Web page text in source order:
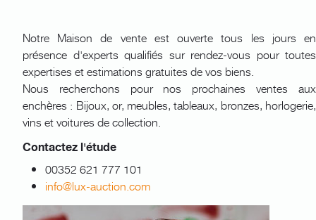
Notre Maison de vente est ouverte tous les jours en
présence d'experts qualifiés sur rendez-vous pour toutes
expertises et estimations gratuites de vos biens.
Nous recherchons pour nos prochaines ventes aux
enchères : Bijoux, or, meubles, tableaux, bronzes, horlogerie,
vins et voitures de collection.
Contactez l'étude
00352 621 777 101
info@lux-auction.com